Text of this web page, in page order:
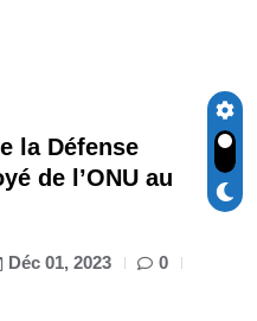
la Défense
de l’ONU au
Déc 01, 2023
0